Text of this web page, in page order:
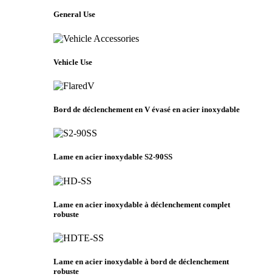
General Use
Vehicle Use
Bord de déclenchement en V évasé en acier inoxydable
Lame en acier inoxydable S2-90SS
Lame en acier inoxydable à déclenchement complet
robuste
Lame en acier inoxydable à bord de déclenchement
robuste